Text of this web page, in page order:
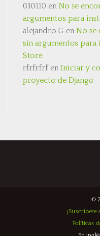
010110 en No se
argumentos para
alejandro G en No se
sin argumentos
Store
rfrfrfrf en Iniciar y
proyecto de Django
©
¡Suscríbete
Políticas